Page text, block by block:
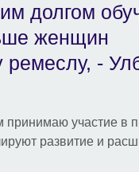
долгом
женщин
ремеслу, -
принимаю участие в
развитие и